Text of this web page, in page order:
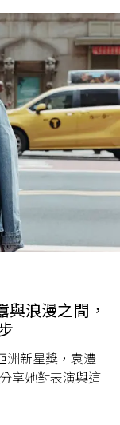
與浪漫之間，
洲新星獎，袁澧
享她對表演與這